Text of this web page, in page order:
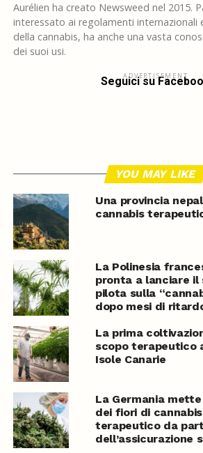
Aurélien ha creato Newsweed nel 2015.
interessato ai regolamenti internazionali
della cannabis, ha anche una vasta
dei suoi usi.
ADVERTISEMENT
Seguici su
YOU MAY LIKE
Una provincia
cannabis
La Polinesia
pronta a lanciare il
pilota sulla
dopo mesi di
La prima
scopo terapeutico
Isole Canarie
La Germania
dei fiori di
terapeutico da
dell’assicurazione